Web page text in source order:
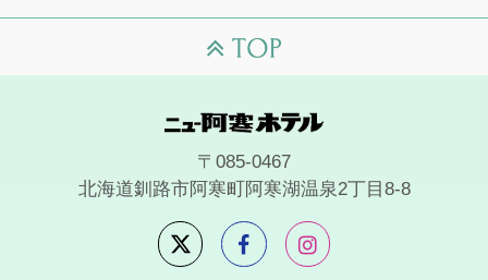
〒085-0467
北海道釧路市阿寒町阿寒湖温泉2丁目8-8